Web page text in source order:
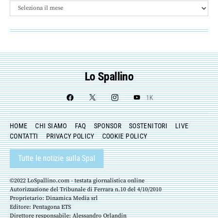
Archivio
Lo Spallino
1K
HOME CHI SIAMO FAQ SPONSOR SOSTENITORI
LIVE
CONTATTI
PRIVACY POLICY COOKIE POLICY
Tutte le notizie sulla Spal
©2022 LoSpallino.com - testata giornalistica online
Autorizzazione del Tribunale di Ferrara n.10 del 4/10/2010
Proprietario: Dinamica Media srl
Editore: Pentagona ETS
Direttore responsabile: Alessandro Orlandin